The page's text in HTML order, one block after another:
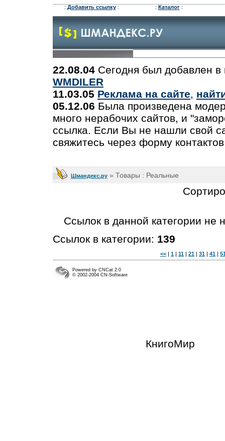
: Добавить ссылку: : Каталог:
22.08.04 Сегодня был добавлен в
WMDILER
11.03.05 Реклама на сайте,
05.12.06 Была произведена
много нерабочих сайтов, и
ссылка. Если Вы не нашли свой
свяжитесь через форму
Шмандекс.ру » Товары : Реальные
Ссылок в данной категории не
Ссылок в категории: 139
<< | 1 | 11 | 21 | 31 | 41 |
Powered by CNCat 2.0
© 2002-2004 CN-Software
КнигоМир